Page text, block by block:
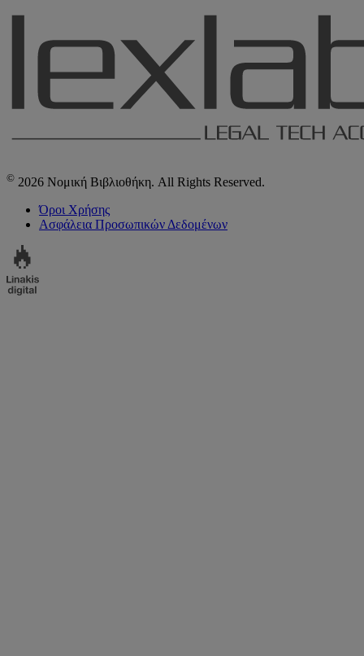
© 2026 Νομική Βιβλιοθήκη. All Rights Reserved.
Όροι Χρήσης
Ασφάλεια Προσωπικών Δεδομένων